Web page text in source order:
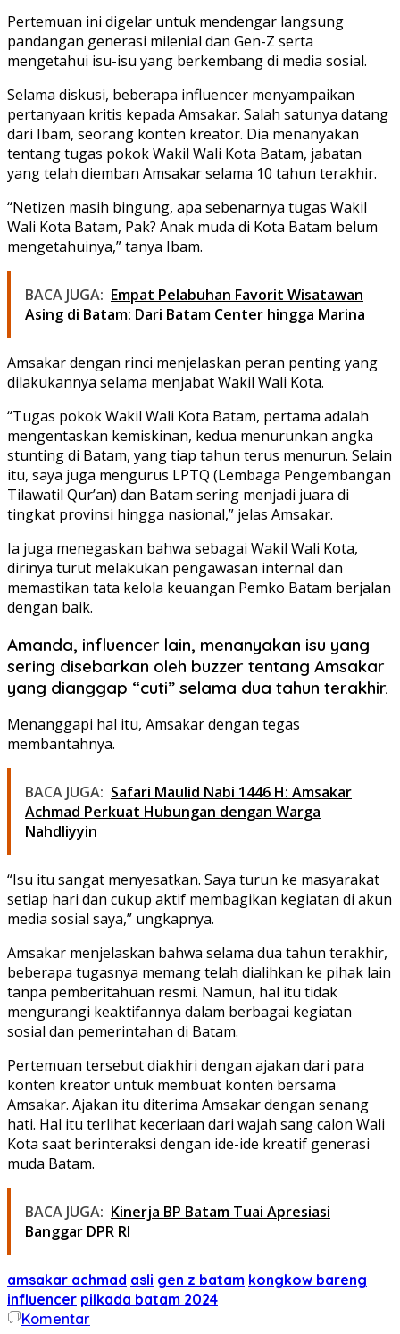
Pertemuan ini digelar untuk mendengar langsung
pandangan generasi milenial dan Gen-Z serta
mengetahui isu-isu yang berkembang di media sosial.
Selama diskusi, beberapa influencer menyampaikan
pertanyaan kritis kepada Amsakar. Salah satunya datang
dari Ibam, seorang konten kreator. Dia menanyakan
tentang tugas pokok Wakil Wali Kota Batam, jabatan
yang telah diemban Amsakar selama 10 tahun terakhir.
“Netizen masih bingung, apa sebenarnya tugas Wakil
Wali Kota Batam, Pak? Anak muda di Kota Batam belum
mengetahuinya,” tanya Ibam.
BACA JUGA: Empat Pelabuhan Favorit Wisatawan
Asing di Batam: Dari Batam Center hingga Marina
Amsakar dengan rinci menjelaskan peran penting yang
dilakukannya selama menjabat Wakil Wali Kota.
“Tugas pokok Wakil Wali Kota Batam, pertama adalah
mengentaskan kemiskinan, kedua menurunkan angka
stunting di Batam, yang tiap tahun terus menurun. Selain
itu, saya juga mengurus LPTQ (Lembaga Pengembangan
Tilawatil Qur’an) dan Batam sering menjadi juara di
tingkat provinsi hingga nasional,” jelas Amsakar.
Ia juga menegaskan bahwa sebagai Wakil Wali Kota,
dirinya turut melakukan pengawasan internal dan
memastikan tata kelola keuangan Pemko Batam berjalan
dengan baik.
Amanda, influencer lain, menanyakan isu yang
sering disebarkan oleh buzzer tentang Amsakar
yang dianggap “cuti” selama dua tahun terakhir.
Menanggapi hal itu, Amsakar dengan tegas
membantahnya.
BACA JUGA: Safari Maulid Nabi 1446 H: Amsakar
Achmad Perkuat Hubungan dengan Warga
Nahdliyyin
“Isu itu sangat menyesatkan. Saya turun ke masyarakat
setiap hari dan cukup aktif membagikan kegiatan di akun
media sosial saya,” ungkapnya.
Amsakar menjelaskan bahwa selama dua tahun terakhir,
beberapa tugasnya memang telah dialihkan ke pihak lain
tanpa pemberitahuan resmi. Namun, hal itu tidak
mengurangi keaktifannya dalam berbagai kegiatan
sosial dan pemerintahan di Batam.
Pertemuan tersebut diakhiri dengan ajakan dari para
konten kreator untuk membuat konten bersama
Amsakar. Ajakan itu diterima Amsakar dengan senang
hati. Hal itu terlihat keceriaan dari wajah sang calon Wali
Kota saat berinteraksi dengan ide-ide kreatif generasi
muda Batam.
BACA JUGA: Kinerja BP Batam Tuai Apresiasi
Banggar DPR RI
amsakar achmad asli gen z batam kongkow bareng
influencer pilkada batam 2024
Komentar